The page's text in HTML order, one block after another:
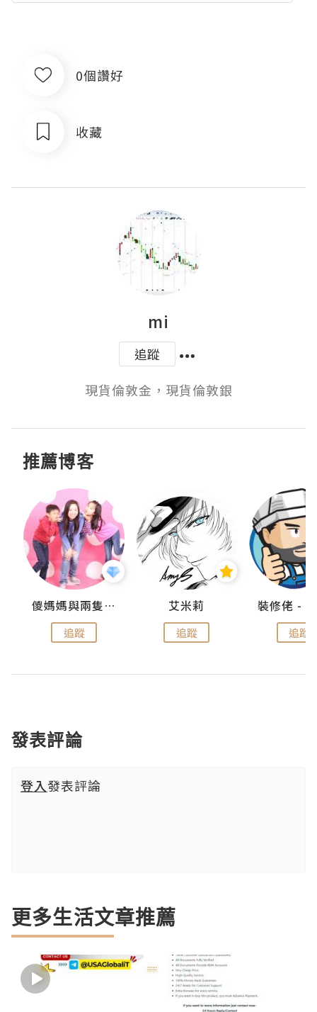
0個讚好
收藏
mi
追蹤
現貨倫敦金，現貨倫敦銀
推薦博客
儍媽媽與兩隻小魔怪之家
追蹤
艾米莉
追蹤 追蹤
發表評論
登入發表評論
更多生活文章推薦